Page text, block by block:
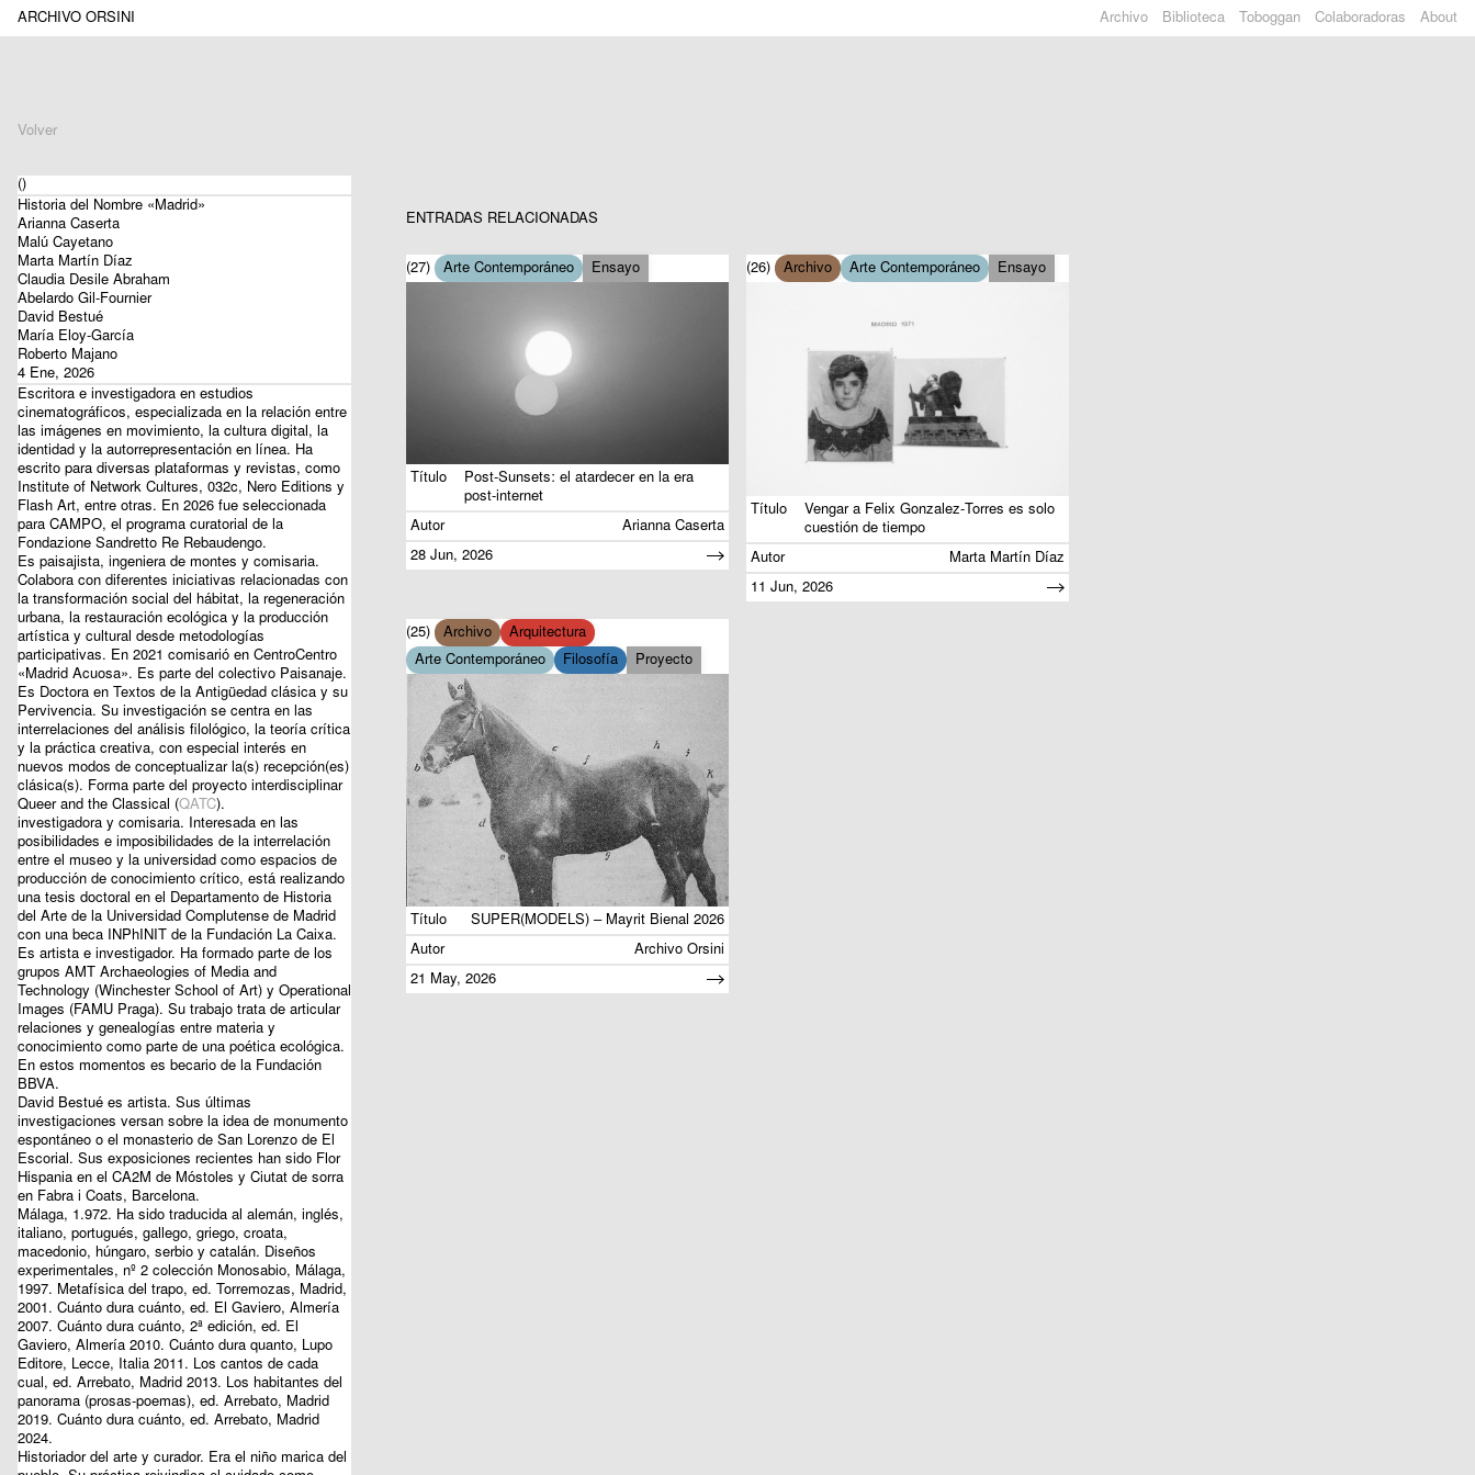
ARCHIVO ORSINI Archivo Biblioteca Toboggan Colaboradoras About
Volver
()
Historia del Nombre «Madrid»
Arianna Caserta
Malú Cayetano
Marta Martín Díaz
Claudia Desile Abraham
Abelardo Gil-Fournier
David Bestué
María Eloy-García
Roberto Majano
4 Ene, 2026
Escritora e investigadora en estudios
cinematográficos, especializada en la relación entre
las imágenes en movimiento, la cultura digital, la
identidad y la autorrepresentación en línea. Ha
escrito para diversas plataformas y revistas, como
Institute of Network Cultures, 032c, Nero Editions y
Flash Art, entre otras. En 2026 fue seleccionada
para CAMPO, el programa curatorial de la
Fondazione Sandretto Re Rebaudengo.
Es paisajista, ingeniera de montes y comisaria.
Colabora con diferentes iniciativas relacionadas con
la transformación social del hábitat, la regeneración
urbana, la restauración ecológica y la producción
artística y cultural desde metodologías
participativas. En 2021 comisarió en CentroCentro
«Madrid Acuosa». Es parte del colectivo Paisanaje.
Es Doctora en Textos de la Antigüedad clásica y su
Pervivencia. Su investigación se centra en las
interrelaciones del análisis filológico, la teoría crítica
y la práctica creativa, con especial interés en
nuevos modos de conceptualizar la(s) recepción(es)
clásica(s). Forma parte del proyecto interdisciplinar
Queer and the Classical (QATC).
investigadora y comisaria. Interesada en las
posibilidades e imposibilidades de la interrelación
entre el museo y la universidad como espacios de
producción de conocimiento crítico, está realizando
una tesis doctoral en el Departamento de Historia
del Arte de la Universidad Complutense de Madrid
con una beca INPhINIT de la Fundación La Caixa.
Es artista e investigador. Ha formado parte de los
grupos AMT Archaeologies of Media and
Technology (Winchester School of Art) y Operational
Images (FAMU Praga). Su trabajo trata de articular
relaciones y genealogías entre materia y
conocimiento como parte de una poética ecológica.
En estos momentos es becario de la Fundación
BBVA.
David Bestué es artista. Sus últimas
investigaciones versan sobre la idea de monumento
espontáneo o el monasterio de San Lorenzo de El
Escorial. Sus exposiciones recientes han sido Flor
Hispania en el CA2M de Móstoles y Ciutat de sorra
en Fabra i Coats, Barcelona.
Málaga, 1.972. Ha sido traducida al alemán, inglés,
italiano, portugués, gallego, griego, croata,
macedonio, húngaro, serbio y catalán. Diseños
experimentales, nº 2 colección Monosabio, Málaga,
1997. Metafísica del trapo, ed. Torremozas, Madrid,
2001. Cuánto dura cuánto, ed. El Gaviero, Almería
2007. Cuánto dura cuánto, 2ª edición, ed. El
Gaviero, Almería 2010. Cuánto dura quanto, Lupo
Editore, Lecce, Italia 2011. Los cantos de cada
cual, ed. Arrebato, Madrid 2013. Los habitantes del
panorama (prosas-poemas), ed. Arrebato, Madrid
2019. Cuánto dura cuánto, ed. Arrebato, Madrid
2024.
Historiador del arte y curador. Era el niño marica del
ENTRADAS RELACIONADAS
(27) Arte Contemporáneo Ensayo
Título
Post-Sunsets: el atardecer en la era
post-internet
Autor
Arianna Caserta
28 Jun, 2026
(26) Archivo Arte Contemporáneo Ensayo
Título
Vengar a Felix Gonzalez-Torres es solo
cuestión de tiempo
Autor
Marta Martín Díaz
11 Jun, 2026
(25) Archivo
Arquitectura
Arte Contemporáneo
Filosofía Proyecto
Título
SUPER(MODELS) – Mayrit Bienal 2026
Autor
Archivo Orsini
21 May, 2026